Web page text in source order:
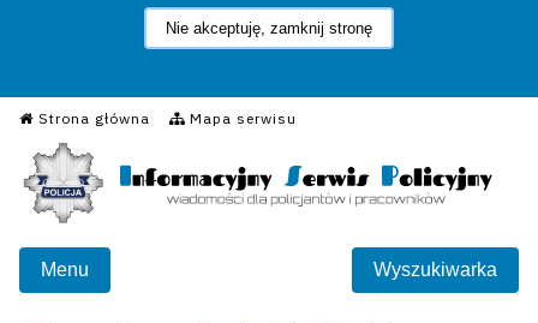
Nie akceptuję, zamknij stronę
Strona główna Mapa serwisu
Informacyjny Serwis
Menu Wyszukiwarka